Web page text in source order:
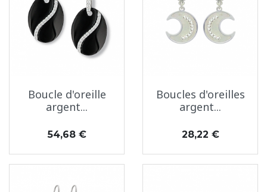
Boucle d'oreille
argent...
Prix
54,68 €
Boucles d'oreilles
argent...
Prix
28,22 €